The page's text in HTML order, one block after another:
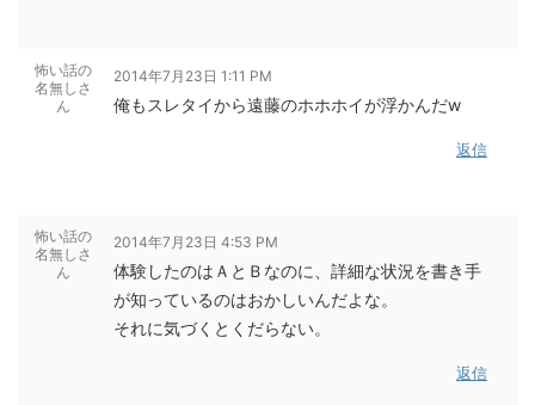
怖い話の
名無しさ
ん
2014年7月23日 1:11 PM
俺もスレタイから遠藤のホホホイが浮かんだw
返信
怖い話の
名無しさ
ん
2014年7月23日 4:53 PM
体験したのはＡとＢなのに、詳細な状況を書き手
が知っているのはおかしいんだよな。
それに気づくとくだらない。
返信